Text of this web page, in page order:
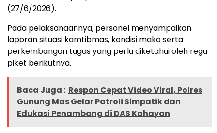
(27/6/2026).
Pada pelaksanaannya, personel menyampaikan
laporan situasi kamtibmas, kondisi mako serta
perkembangan tugas yang perlu diketahui oleh regu
piket berikutnya.
Baca Juga : Respon Cepat Video Viral, Polres
Gunung Mas Gelar Patroli Simpatik dan
Edukasi Penambang di DAS Kahayan